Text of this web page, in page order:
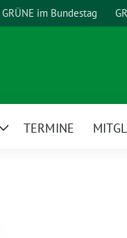
GRÜNE im Bundestag
ZeigeTERMINE